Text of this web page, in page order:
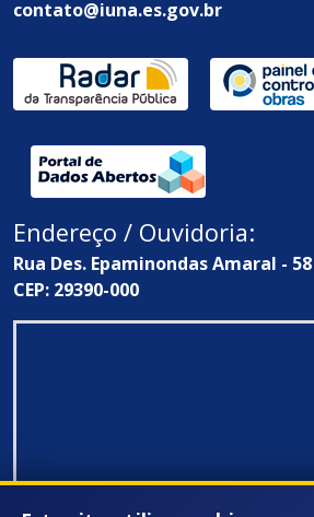
contato@iuna.es.gov.br
Endereço / Ouvidoria:
Rua Des. Epaminondas Amaral -
CEP: 29390-000